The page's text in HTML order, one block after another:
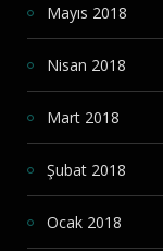
Mayıs 2018
Nisan 2018
Mart 2018
Şubat 2018
Ocak 2018